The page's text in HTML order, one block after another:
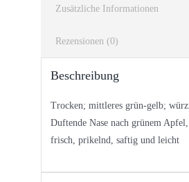
Zusätzliche Informationen
Rezensionen (0)
Beschreibung
Trocken; mittleres grün-gelb;
Duftende Nase nach grünem
frisch, prikelnd, saftig und leicht